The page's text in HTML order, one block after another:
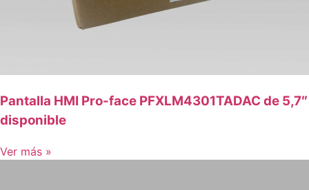
Pantalla HMI Pro-face PFXLM4301TADAC de 5,7″
disponible
Ver más »